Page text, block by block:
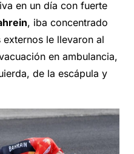
en un día con fuerte
, iba concentrado
le llevaron al
en ambulancia,
de la escápula y